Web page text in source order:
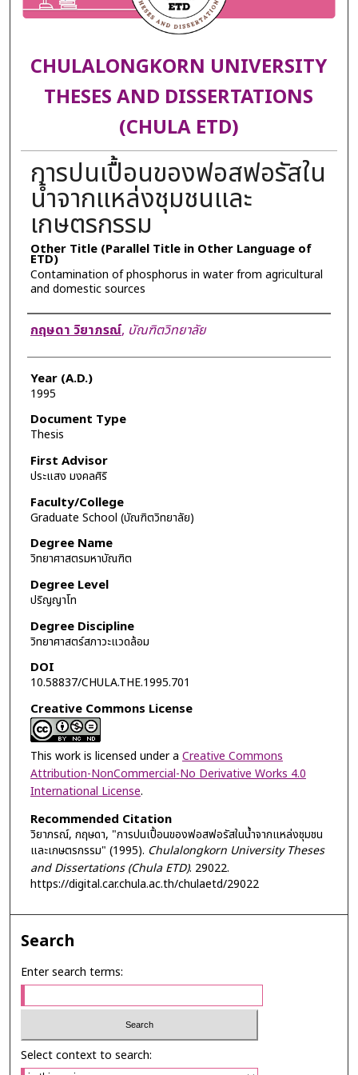
CHULALONGKORN UNIVERSITY
THESES AND DISSERTATIONS
(CHULA ETD)
การปนเปื้อนของฟอสฟอรัสใน
น้ำจากแหล่งชุมชนและ
เกษตรกรรม
Other Title (Parallel Title in Other Language of
ETD)
Contamination of phosphorus in water from agricultural
and domestic sources
Author
กฤษดา วิยาภรณ์, บัณฑิตวิทยาลัย
Year (A.D.)
1995
Document Type
Thesis
First Advisor
ประแสง มงคลศิริ
Faculty/College
Graduate School (บัณฑิตวิทยาลัย)
Degree Name
วิทยาศาสตรมหาบัณฑิต
Degree Level
ปริญญาโท
Degree Discipline
วิทยาศาสตร์สภาวะแวดล้อม
DOI
10.58837/CHULA.THE.1995.701
Creative Commons License
This work is licensed under a Creative Commons
Attribution-NonCommercial-No Derivative Works 4.0
International License.
Recommended Citation
วิยาภรณ์, กฤษดา, "การปนเปื้อนของฟอสฟอรัสในน้ำจากแหล่งชุมชน
และเกษตรกรรม" (1995). Chulalongkorn University Theses
and Dissertations (Chula ETD). 29022.
https://digital.car.chula.ac.th/chulaetd/29022
Search
Enter search terms:
Select context to search: